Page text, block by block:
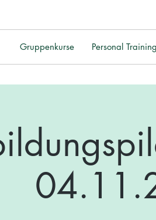
Gruppenkurse Personal Training